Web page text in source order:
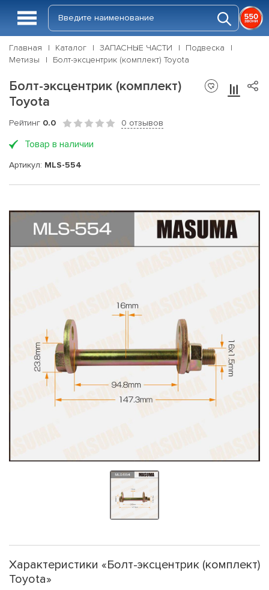
Главная Каталог ЗАПАСНЫЕ ЧАСТИ
Подвеска
Метизы
Болт-эксцентрик (комплект) Toyota
Болт-эксцентрик (комплект)
Toyota
Рейтинг 0.0 0 отзывов
Товар в наличии
Артикул: MLS-554
Характеристики «Болт-эксцентрик (комплект)
Toyota»